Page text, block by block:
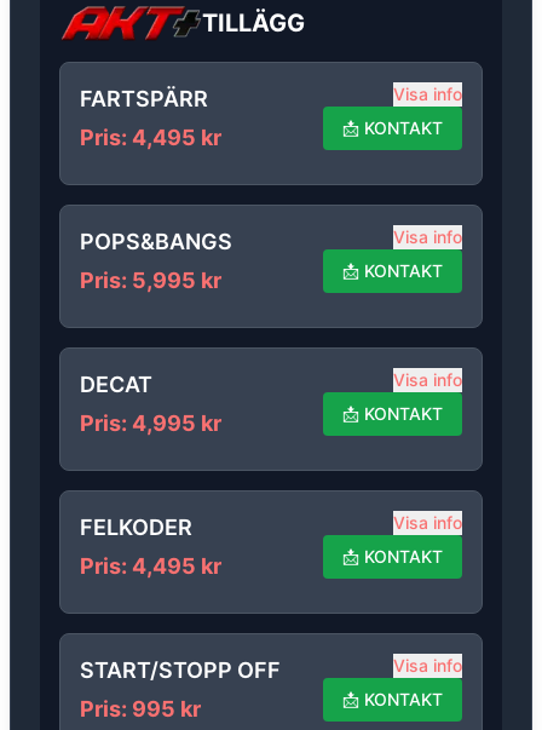
TILLÄGG
FARTSPÄRR
Pris: 4,495 kr
Visa info
📩 KONTAKT
POPS&BANGS
Pris: 5,995 kr
Visa info
📩 KONTAKT
DECAT
Pris: 4,995 kr
Visa info
📩 KONTAKT
FELKODER
Pris: 4,495 kr
Visa info
📩 KONTAKT
START/STOPP OFF
Pris: 995 kr
Visa info
📩 KONTAKT